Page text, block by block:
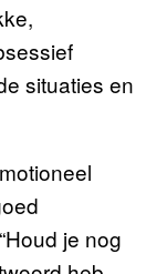
situaties en
je nog